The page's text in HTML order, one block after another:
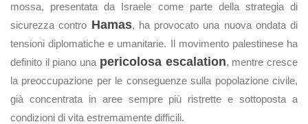
mossa, presentata da Israele come parte della strategia di
sicurezza contro Hamas, ha provocato una nuova ondata di
tensioni diplomatiche e umanitarie. Il movimento palestinese ha
definito il piano una pericolosa escalation, mentre cresce
la preoccupazione per le conseguenze sulla popolazione civile,
già concentrata in aree sempre più ristrette e sottoposta a
condizioni di vita estremamente difficili.